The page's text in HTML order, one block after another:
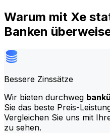
Warum mit Xe
Banken
Bessere Zinssätze
Wir bieten durchweg
Sie das beste Preis-
Vergleichen Sie uns mit
zu sehen.